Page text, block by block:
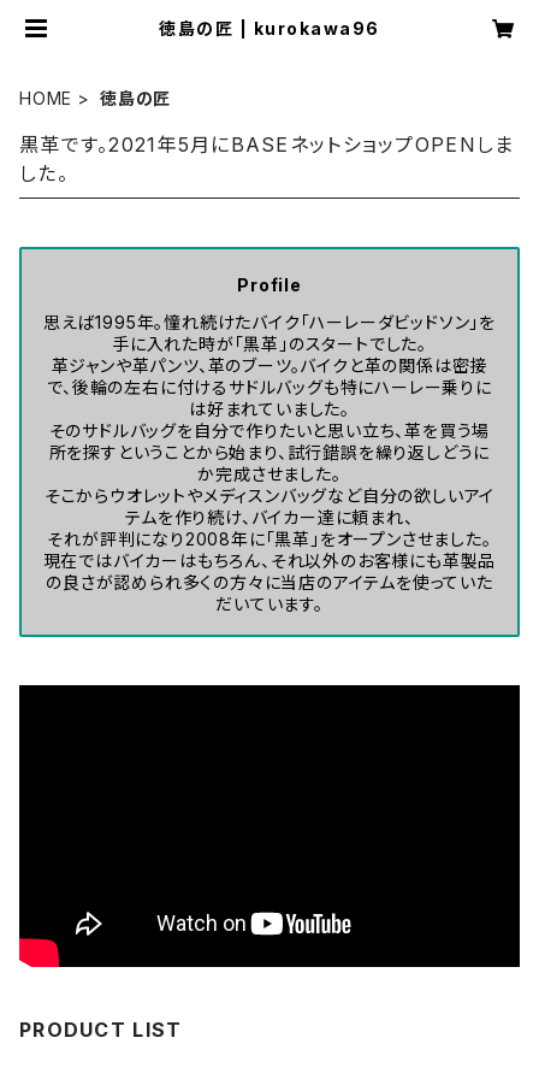
徳島の匠 | kurokawa96
HOME 徳島の匠
黒革です。2021年5月にBASEネットショップOPENしま
した。
Profile
思えば1995年。憧れ続けたバイク「ハーレーダビッドソン」を
手に入れた時が「黒革」のスタートでした。
革ジャンや革パンツ、革のブーツ。バイクと革の関係は密接
で、後輪の左右に付けるサドルバッグも特にハーレー乗りに
は好まれていました。
そのサドルバッグを自分で作りたいと思い立ち、革を買う場
所を探すということから始まり、試行錯誤を繰り返しどうに
か完成させました。
そこからウオレットやメディスンバッグなど自分の欲しいアイ
テムを作り続け、バイカー達に頼まれ、
それが評判になり2008年に「黒革」をオープンさせました。
現在ではバイカーはもちろん、それ以外のお客様にも革製品
の良さが認められ多くの方々に当店のアイテムを使っていた
だいています。
PRODUCT LIST